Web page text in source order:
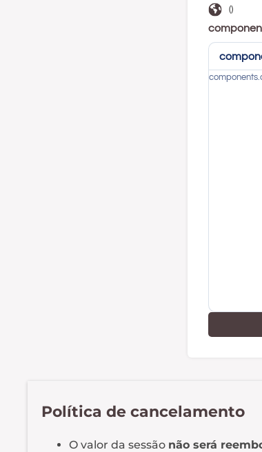
()
Política de cancelamento
O valor da sessão não será